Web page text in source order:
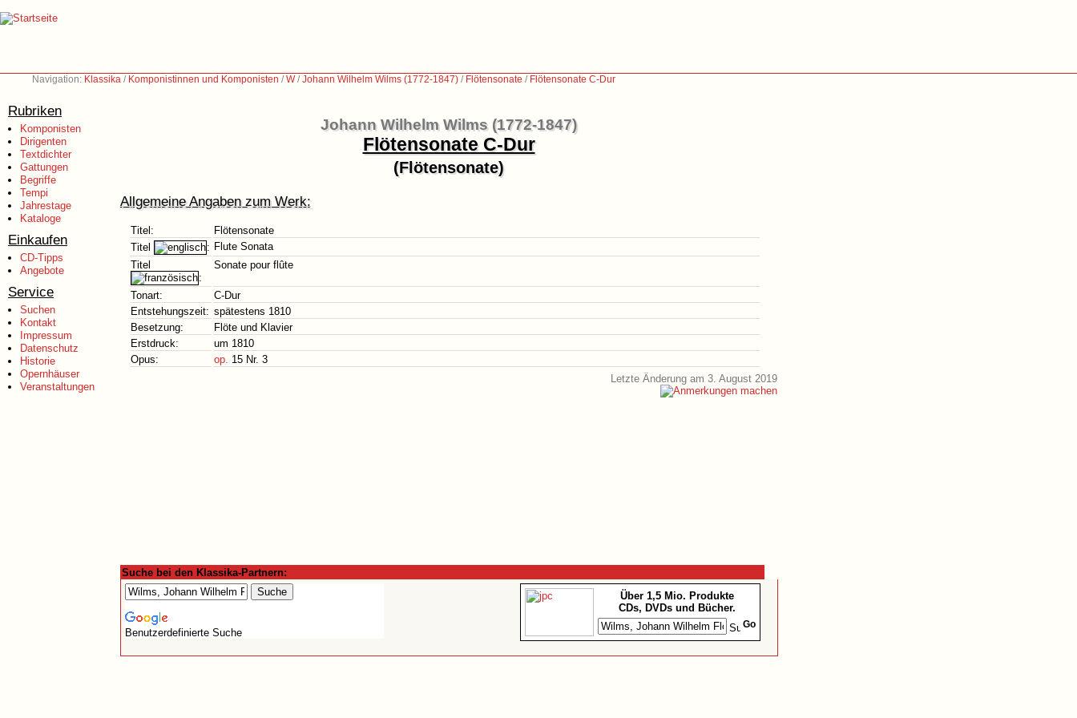
Navigation: Klassika / Komponistinnen und Komponisten /W/Johann Wilhelm Wilms (1772-1847) / Flötensonate / Flötensonate C-Dur
Rubriken
Komponisten
Dirigenten
Textdichter
Gattungen
Begriffe
Tempi
Jahrestage
Kataloge
Einkaufen
CD-Tipps
Angebote
Service
Suchen
Kontakt
Impressum
Datenschutz
Historie
Opernhäuser
Veranstaltungen
Johann Wilhelm Wilms (1772-1847)
Flötensonate C-Dur
(Flötensonate)
Allgemeine Angaben zum Werk:
Titel:
Flötensonate
Titel
: Flute Sonata
Titel
:
Sonate pour flûte
Tonart:
C-Dur
Entstehungszeit: spätestens 1810
Besetzung:
Flöte und Klavier
Erstdruck:
um 1810
Opus:
op. 15 Nr. 3
Letzte Änderung am 3. August 2019
Suche bei den Klassika-Partnern:
Benutzerdefinierte Suche
Über 1,5 Mio. Produkte
CDs, DVDs und Bücher.
Go